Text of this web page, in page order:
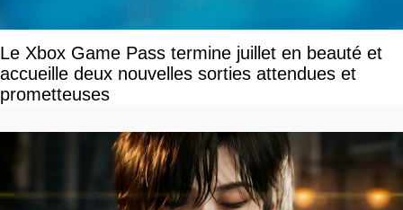
Le Xbox Game Pass termine juillet en beauté et
accueille deux nouvelles sorties attendues et
prometteuses